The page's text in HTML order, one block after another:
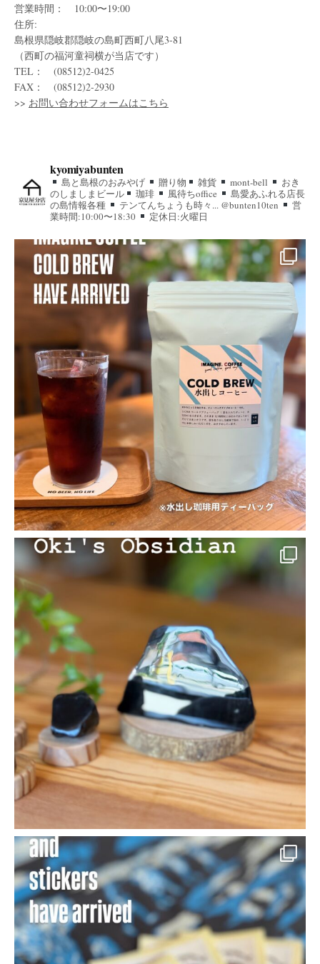
営業時間： 10:00〜19:00
住所:
島根県隠岐郡隠岐の島町西町八尾3-81
（西町の福河童祠横が当店です）
TEL： (08512)2-0425
FAX： (08512)2-2930
>> お問い合わせフォームはこちら
kyomiyabunten
島と島根のおみやげ 贈り物 雑貨 mont-bell
おき
のしましまビール
珈琲 風待ちoffice
島愛あふれる店長
の島情報各種
テンてんちょうも時々... @bunten10ten
営
業時間:10:00〜18:30
定休日:火曜日